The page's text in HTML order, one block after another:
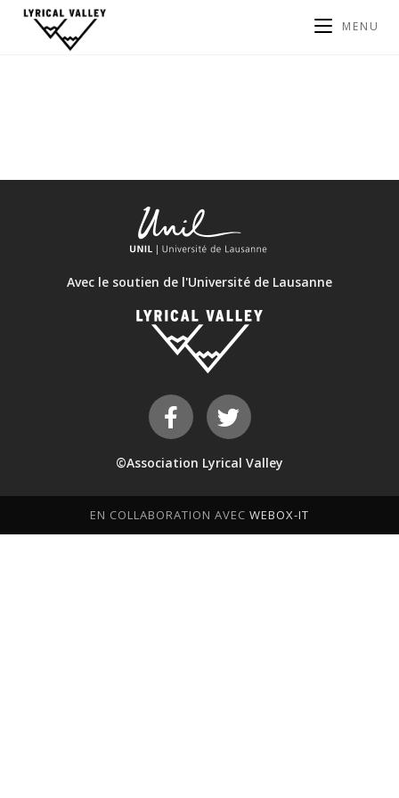
MENU
Avec le soutien de l'Université de Lausanne
©Association Lyrical Valley
EN COLLABORATION AVEC WEBOX-IT